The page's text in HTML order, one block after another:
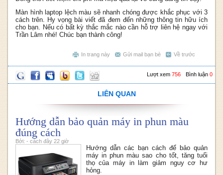
Màn hình laptop lệch màu sẽ nhanh chóng được khắc phục với 3
cách trên. Hy vọng bài viết đã đem đến những thông tin hữu ích
cho bạn. Nếu có bất kỳ thắc mắc nào cần hỗ trợ liên hệ ngay với
Trần Lâm nhé! Chúc bạn thành công!
Về trước
Gửi mail bạn bè
In trang này
Bình luận 0
Lượt xem 756
LIÊN QUAN
Hướng dẫn bảo quản máy in phun màu
đúng cách
Bởi: - cách đây 22 giờ
Hướng dẫn các bạn cách để bảo quản
máy in phun màu sao cho tốt, tăng tuổi
thọ của máy in làm giảm nguy cơ hư
hỏng.